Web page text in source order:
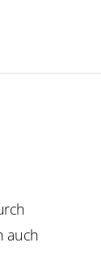
auch